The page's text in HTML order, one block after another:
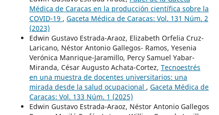
Médica de Caracas en la producción científica sobre la
COVID-19 , Gaceta Médica de Caracas: Vol. 131 Núm. 2
(2023)
Edwin Gustavo Estrada-Araoz, Elizabeth Orfelia Cruz-
Laricano, Néstor Antonio Gallegos- Ramos, Yesenia
Verónica Manrique-Jaramillo, Percy Samuel Yabar-
Miranda, César Augusto Achata-Cortez, Tecnoestrés
en una muestra de docentes universitarios: una
mirada desde la salud ocupacional , Gaceta Médica de
Caracas: Vol. 133 Núm. 1 (2025)
Edwin Gustavo Estrada-Araoz, Néstor Antonio Gallegos